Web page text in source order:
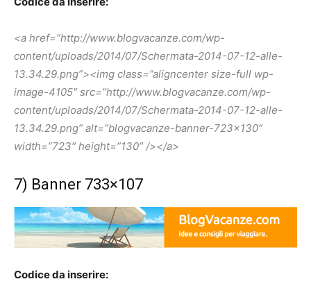
<a href=”http://www.blogvacanze.com/wp-
content/uploads/2014/07/Schermata-2014-07-12-alle-
13.34.29.png”><img class=”aligncenter size-full wp-
image-4105″ src=”http://www.blogvacanze.com/wp-
content/uploads/2014/07/Schermata-2014-07-12-alle-
13.34.29.png” alt=”blogvacanze-banner-723×130″
width=”723″ height=”130″ /></a>
7) Banner 733×107
Codice da inserire: